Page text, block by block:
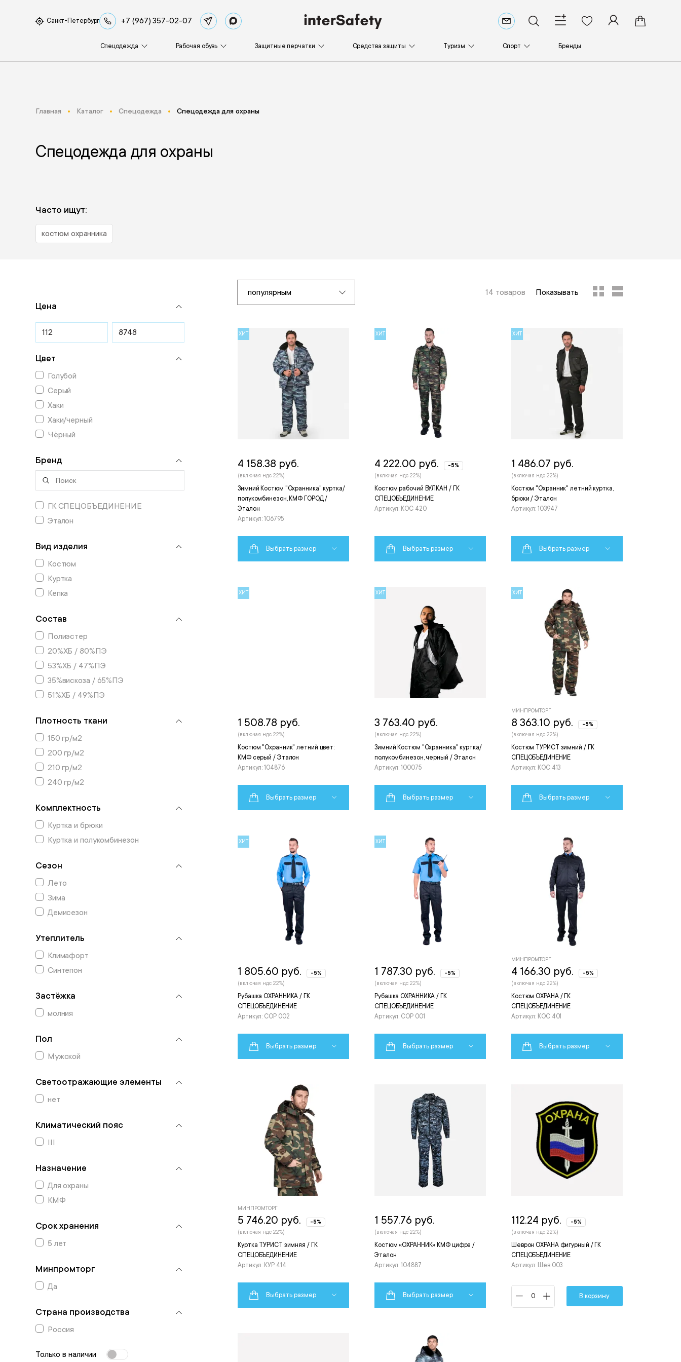
Санкт-Петербург +7 (967) 357-02-07
Спецодежда Рабочая обувь Защитные перчатки Средства защиты Туризм Спорт Бренды
Главная Каталог Спецодежда Спецодежда для охраны
Спецодежда для охраны
Часто ищут:
костюм охранника
Цена
Цвет
Голубой
Серый
Хаки
Хаки/черный
Чёрный
Бренд
ГК СПЕЦОБЪЕДИНЕНИЕ
Эталон
Вид изделия
Костюм
Куртка
Кепка
Состав
Полиэстер
20%ХБ / 80%ПЭ
53%ХБ / 47%ПЭ
35%вискоза / 65%ПЭ
51%ХБ / 49%ПЭ
Плотность ткани
150 гр/м2
200 гр/м2
210 гр/м2
240 гр/м2
Комплектность
Куртка и брюки
Куртка и полукомбинезон
Сезон
Лето
Зима
Демисезон
Утеплитель
Климафорт
Синтепон
Застёжка
молния
Пол
Мужской
Светоотражающие элементы
нет
Климатический пояс
III
Назначение
Для охраны
КМФ
Срок хранения
5 лет
Минпромторг
Да
Страна производства
Россия
Только в наличии
популярным 14 товаров Показывать
ХИТ
Зимний Костюм "Охранника" куртка/
полукомбинезон, КМФ ГОРОД /
Эталон
Артикул: 106795
4 158.38 руб.
(включая ндс 22%)
Выбрать размер
ХИТ
Костюм рабочий ВУЛКАН / ГК
СПЕЦОБЪЕДИНЕНИЕ
Артикул: КОС 420
4 222.00 руб.
-5%
(включая ндс 22%)
Выбрать размер
ХИТ
Костюм "Охранник" летний куртка,
брюки / Эталон
Артикул: 103947
1 486.07 руб.
(включая ндс 22%)
Выбрать размер
ХИТ
Костюм "Охранник" летний цвет:
КМФ серый / Эталон
Артикул: 104876
1 508.78 руб.
(включая ндс 22%)
Выбрать размер
ХИТ
Зимний Костюм "Охранника" куртка/
полукомбинезон, черный / Эталон
Артикул: 100075
3 763.40 руб.
(включая ндс 22%)
Выбрать размер
ХИТ
Костюм ТУРИСТ зимний / ГК
СПЕЦОБЪЕДИНЕНИЕ
Артикул: КОС 413
МИНПРОМТОРГ
8 363.10 руб.
-5%
(включая ндс 22%)
Выбрать размер
ХИТ
Рубашка ОХРАННИКА / ГК
СПЕЦОБЪЕДИНЕНИЕ
Артикул: СОР 002
1 805.60 руб.
-5%
(включая ндс 22%)
Выбрать размер
ХИТ
Рубашка ОХРАННИКА / ГК
СПЕЦОБЪЕДИНЕНИЕ
Артикул: СОР 001
1 787.30 руб.
-5%
(включая ндс 22%)
Выбрать размер
Костюм ОХРАНА / ГК
СПЕЦОБЪЕДИНЕНИЕ
Артикул: КОС 401
МИНПРОМТОРГ
4 166.30 руб.
-5%
(включая ндс 22%)
Выбрать размер
Куртка ТУРИСТ зимняя / ГК
СПЕЦОБЪЕДИНЕНИЕ
Артикул: КУР 414
МИНПРОМТОРГ
5 746.20 руб.
-5%
(включая ндс 22%)
Выбрать размер
Костюм «ОХРАННИК» КМФ цифра /
Эталон
Артикул: 104887
1 557.76 руб.
(включая ндс 22%)
Выбрать размер
Шеврон ОХРАНА фигурный / ГК
СПЕЦОБЪЕДИНЕНИЕ
Артикул: Шев 003
112.24 руб.
-5%
(включая ндс 22%)
В корзину